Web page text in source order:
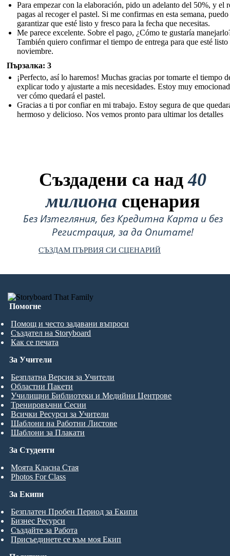
Para empezar con la elaboración, pido un adelanto del 50%, y el
pagas al recoger el pastel. Si me confirmas en esta semana, puedo
garantizar que esté listo y fresco para la fecha que necesitas.
Me parece excelente. Sobre el pago, ¿Cómo te gustaría
También quiero confirmar el tiempo de entrega para que esté listo
noviembre.
Пързалка: 3
¡Perfecto, así lo haremos! Muchas gracias por tomarte el tiempo
explicar todo y ajustarte a mis necesidades. Estoy muy
ver cómo quedará el pastel.
Gracias a ti por confiar en mi trabajo. Estoy segura de que
hermoso y delicioso. Nos vemos pronto para ultimar los detalles
Създадени са над40
милиона сценария
Без Изтегляния, без Кредитна Карта и без
Регистрация, за да Опитате!
СЪЗДАМ ПЪРВИЯ СИ СЦЕНАРИЙ
Помогне
Помощ и често задавани въпроси
Създател на Storyboard
Как се печата
За Студенти
Моята Класна Стая
Photos For Class
За Учители
Безплатна Версия за Учители
Областни Пакети
Училищни Библиотеки и Медийни Центрове
Тренировъчни Сесии
Всички Ресурси за Учители
Шаблони на Работни Листове
Шаблони за Плакати
За Екипи
Безплатен Пробен Период за Екипи
Бизнес Ресурси
Създайте за Работа
Присъединете се към моя Екип